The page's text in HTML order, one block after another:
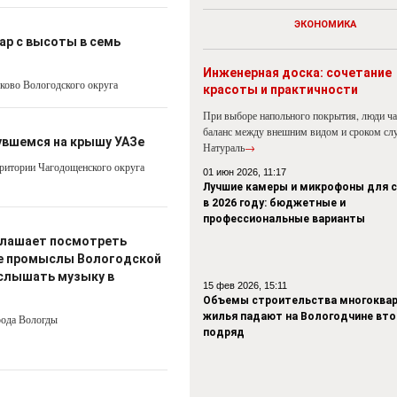
с высоты в семь
Вологодского округа
на крышу УАЗе
Чагодощенского округа
посмотреть
промыслы Вологодской
музыку в
Вологды
ЭКОНОМИКА
Инженерная доска: сочетание
красоты и практичности
При выборе напольного покрытия, люди
баланс между внешним видом и сроком
Натураль→
01 июн 2026, 11:17
Лучшие камеры и микрофоны для
в 2026 году: бюджетные и
профессиональные варианты
15 фев 2026, 15:11
Объемы строительства
жилья падают на Вологодчине
подряд